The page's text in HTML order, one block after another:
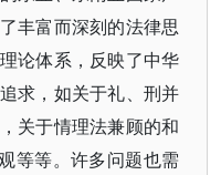
丰富而深刻的法律思
论体系，反映了中华
求，如关于礼、刑并
关于情理法兼顾的和
等等。许多问题也需